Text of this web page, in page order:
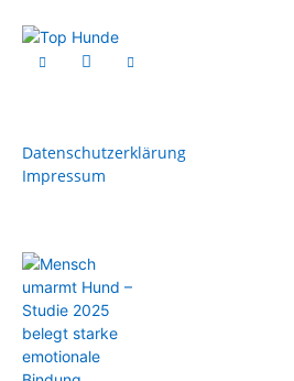
Datenschutzerklärung
Impressum